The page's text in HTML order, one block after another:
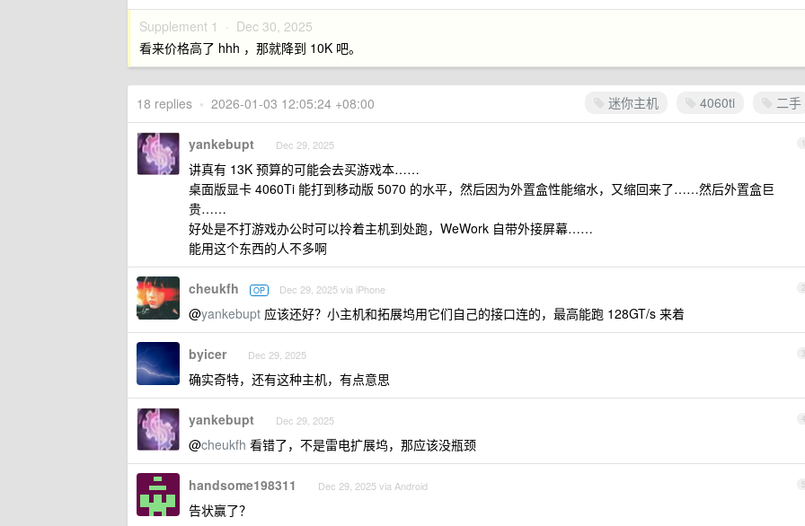
Supplement 1 · Dec 30, 2025
看来价格高了 hhh ，那就降到 10K 吧。
迷你主机 4060ti 二手
18 replies • 2026-01-03 12:05:24 +08:00
1
yankebupt Dec 29, 2025
讲真有 13K 预算的可能会去买游戏本……
桌面版显卡 4060Ti 能打到移动版 5070 的水平，然后因为外置盒性能缩水，又缩回来了……然后外置盒巨
贵……
好处是不打游戏办公时可以拎着主机到处跑，WeWork 自带外接屏幕……
能用这个东西的人不多啊
2
cheukfh OP Dec 29, 2025 via iPhone
@yankebupt 应该还好？小主机和拓展坞用它们自己的接口连的，最高能跑 128GT/s 来着
3
byicer Dec 29, 2025
确实奇特，还有这种主机，有点意思
4
yankebupt Dec 29, 2025
@cheukfh 看错了，不是雷电扩展坞，那应该没瓶颈
5
handsome198311 Dec 29, 2025 via Android
告状赢了？